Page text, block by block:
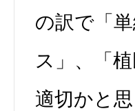
の訳で「
ス」、「
適切かと思